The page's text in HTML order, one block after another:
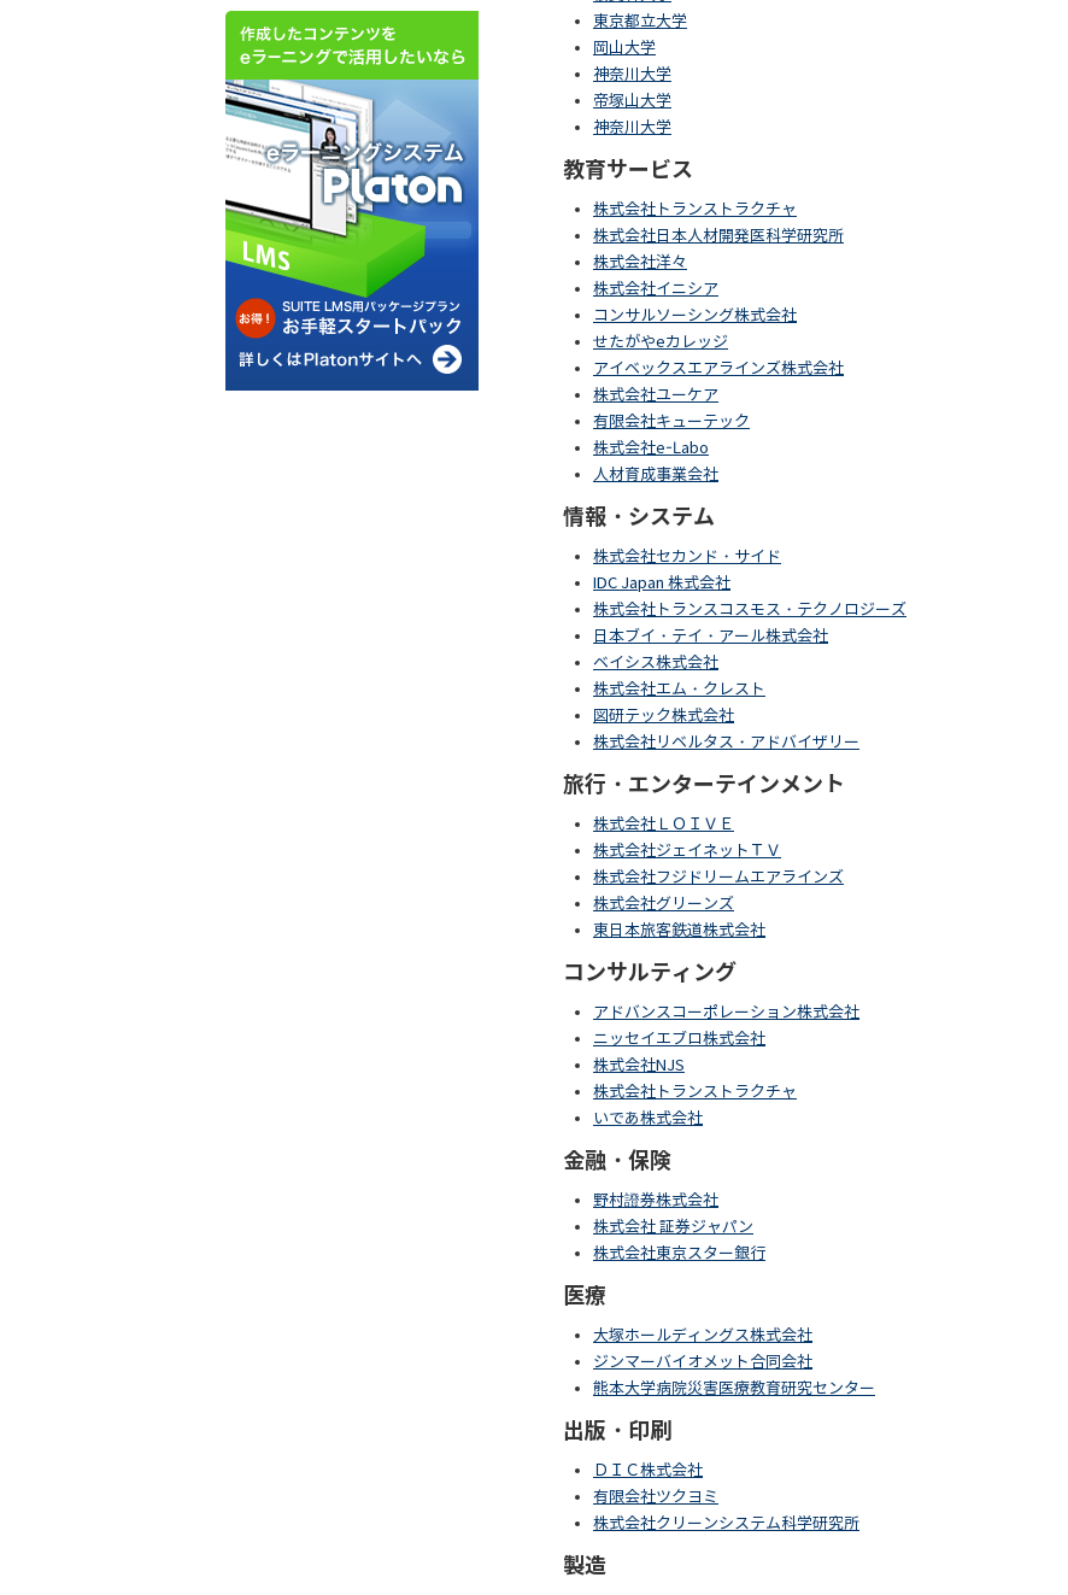
東京都立大学
岡山大学
神奈川大学
帝塚山大学
神奈川大学
教育サービス
株式会社トランストラクチャ
株式会社日本人材開発医科学研究所
株式会社洋々
株式会社イニシア
コンサルソーシング株式会社
せたがやeカレッジ
アイベックスエアラインズ株式会社
株式会社ユーケア
有限会社キューテック
株式会社e-Labo
人材育成事業会社
情報・システム
株式会社セカンド・サイド
IDC Japan 株式会社
株式会社トランスコスモス・テクノロジーズ
日本ブイ・テイ・アール株式会社
ベイシス株式会社
株式会社エム・クレスト
図研テック株式会社
株式会社リベルタス・アドバイザリー
旅行・エンターテインメント
株式会社ＬＯＩＶＥ
株式会社ジェイネットＴＶ
株式会社フジドリームエアラインズ
株式会社グリーンズ
東日本旅客鉄道株式会社
コンサルティング
アドバンスコーポレーション株式会社
ニッセイエブロ株式会社
株式会社NJS
株式会社トランストラクチャ
いであ株式会社
金融・保険
野村證券株式会社
株式会社 証券ジャパン
株式会社東京スター銀行
医療
大塚ホールディングス株式会社
ジンマーバイオメット合同会社
熊本大学病院災害医療教育研究センター
出版・印刷
ＤＩＣ株式会社
有限会社ツクヨミ
株式会社クリーンシステム科学研究所
製造